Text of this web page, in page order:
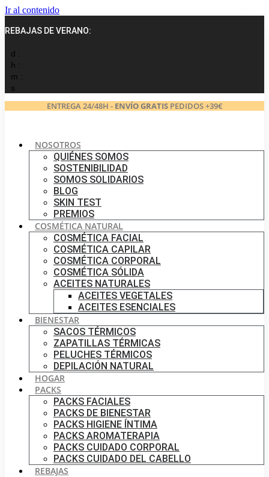
Ir al contenido
REBAJAS DE VERANO:
d :
h :
m :
s
ENTREGA 24/48H - ENVÍO GRATISPEDIDOS +39€
NOSOTROS
QUIÉNES SOMOS
SOSTENIBILIDAD
SOMOS SOLIDARIOS
BLOG
SKIN TEST
PREMIOS
COSMÉTICA NATURAL
COSMÉTICA FACIAL
COSMÉTICA CAPILAR
COSMÉTICA CORPORAL
COSMÉTICA SÓLIDA
ACEITES NATURALES
ACEITES VEGETALES
ACEITES ESENCIALES
BIENESTAR
SACOS TÉRMICOS
ZAPATILLAS TÉRMICAS
PELUCHES TÉRMICOS
DEPILACIÓN NATURAL
HOGAR
PACKS
PACKS FACIALES
PACKS DE BIENESTAR
PACKS HIGIENE ÍNTIMA
PACKS AROMATERAPIA
PACKS CUIDADO CORPORAL
PACKS CUIDADO DEL CABELLO
REBAJAS